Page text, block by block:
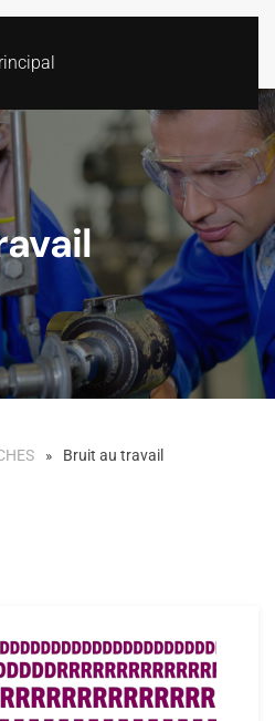
Bruit au travail